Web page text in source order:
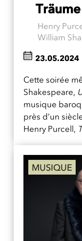
Henry
William
Cette soirée
Shakespeare,
musique
près d’un
Henry Purcell,
23.05.2024
MUSIQUE